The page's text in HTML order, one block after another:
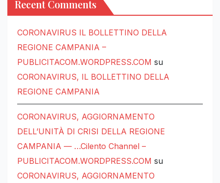
Recent Comments
CORONAVIRUS IL BOLLETTINO DELLA
REGIONE CAMPANIA –
PUBLICITACOM.WORDPRESS.COM su
CORONAVIRUS, IL BOLLETTINO DELLA
REGIONE CAMPANIA
CORONAVIRUS, AGGIORNAMENTO
DELL’UNITÀ DI CRISI DELLA REGIONE
CAMPANIA — …Cilento Channel –
PUBLICITACOM.WORDPRESS.COM su
CORONAVIRUS, AGGIORNAMENTO